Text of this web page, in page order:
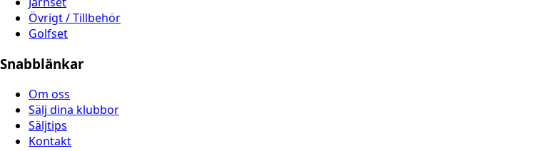
Övrigt / Tillbehör
Golfset
Snabblänkar
Om oss
Sälj dina klubbor
Säljtips
Kontakt